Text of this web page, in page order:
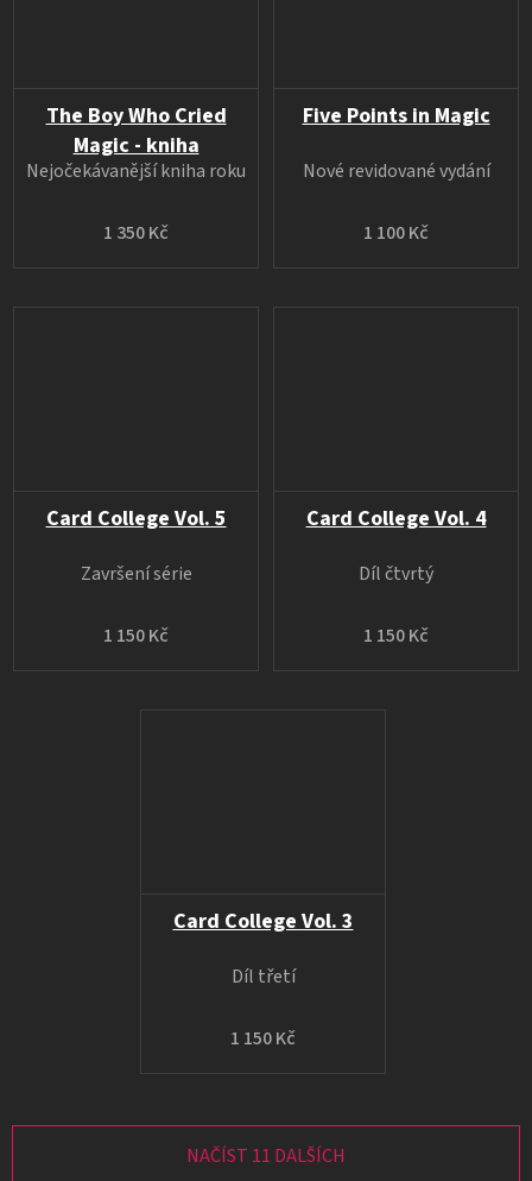
The Boy Who Cried
Magic - kniha
1 350 Kč
Nejočekávanější kniha roku
Five Points in Magic
1 100 Kč
Nové revidované vydání
Card College Vol. 5
1 150 Kč
Završení série
Card College Vol. 4
1 150 Kč
Díl čtvrtý
Card College Vol. 3
1 150 Kč
Díl třetí
NAČÍST 11 DALŠÍCH